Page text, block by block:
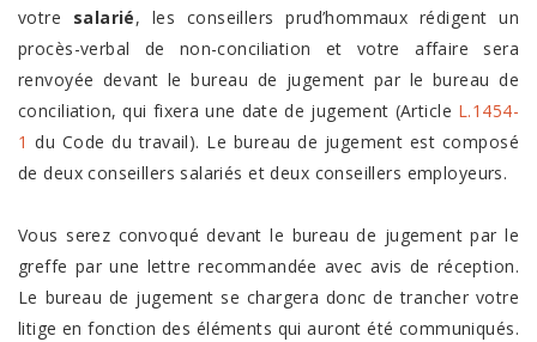
votre salarié, les conseillers prud’hommaux rédigent un
procès-verbal de non-conciliation et votre affaire sera
renvoyée devant le bureau de jugement par le bureau de
conciliation, qui fixera une date de jugement (Article L.1454-
1 du Code du travail). Le bureau de jugement est composé
de deux conseillers salariés et deux conseillers employeurs.
Vous serez convoqué devant le bureau de jugement par le
greffe par une lettre recommandée avec avis de réception.
Le bureau de jugement se chargera donc de trancher votre
litige en fonction des éléments qui auront été communiqués.